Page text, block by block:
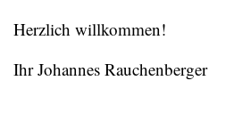
Herzlich willkommen!
Ihr Johannes Rauchenberger